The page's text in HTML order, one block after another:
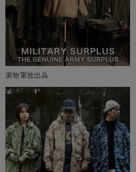
実物軍放出品